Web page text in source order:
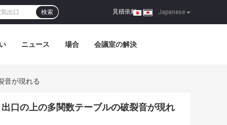
Japanese
見積依頼 |
検索
ニュース 場合 会議室の解決
音が現れる
口の上の多関数テーブルの破裂音が現れ